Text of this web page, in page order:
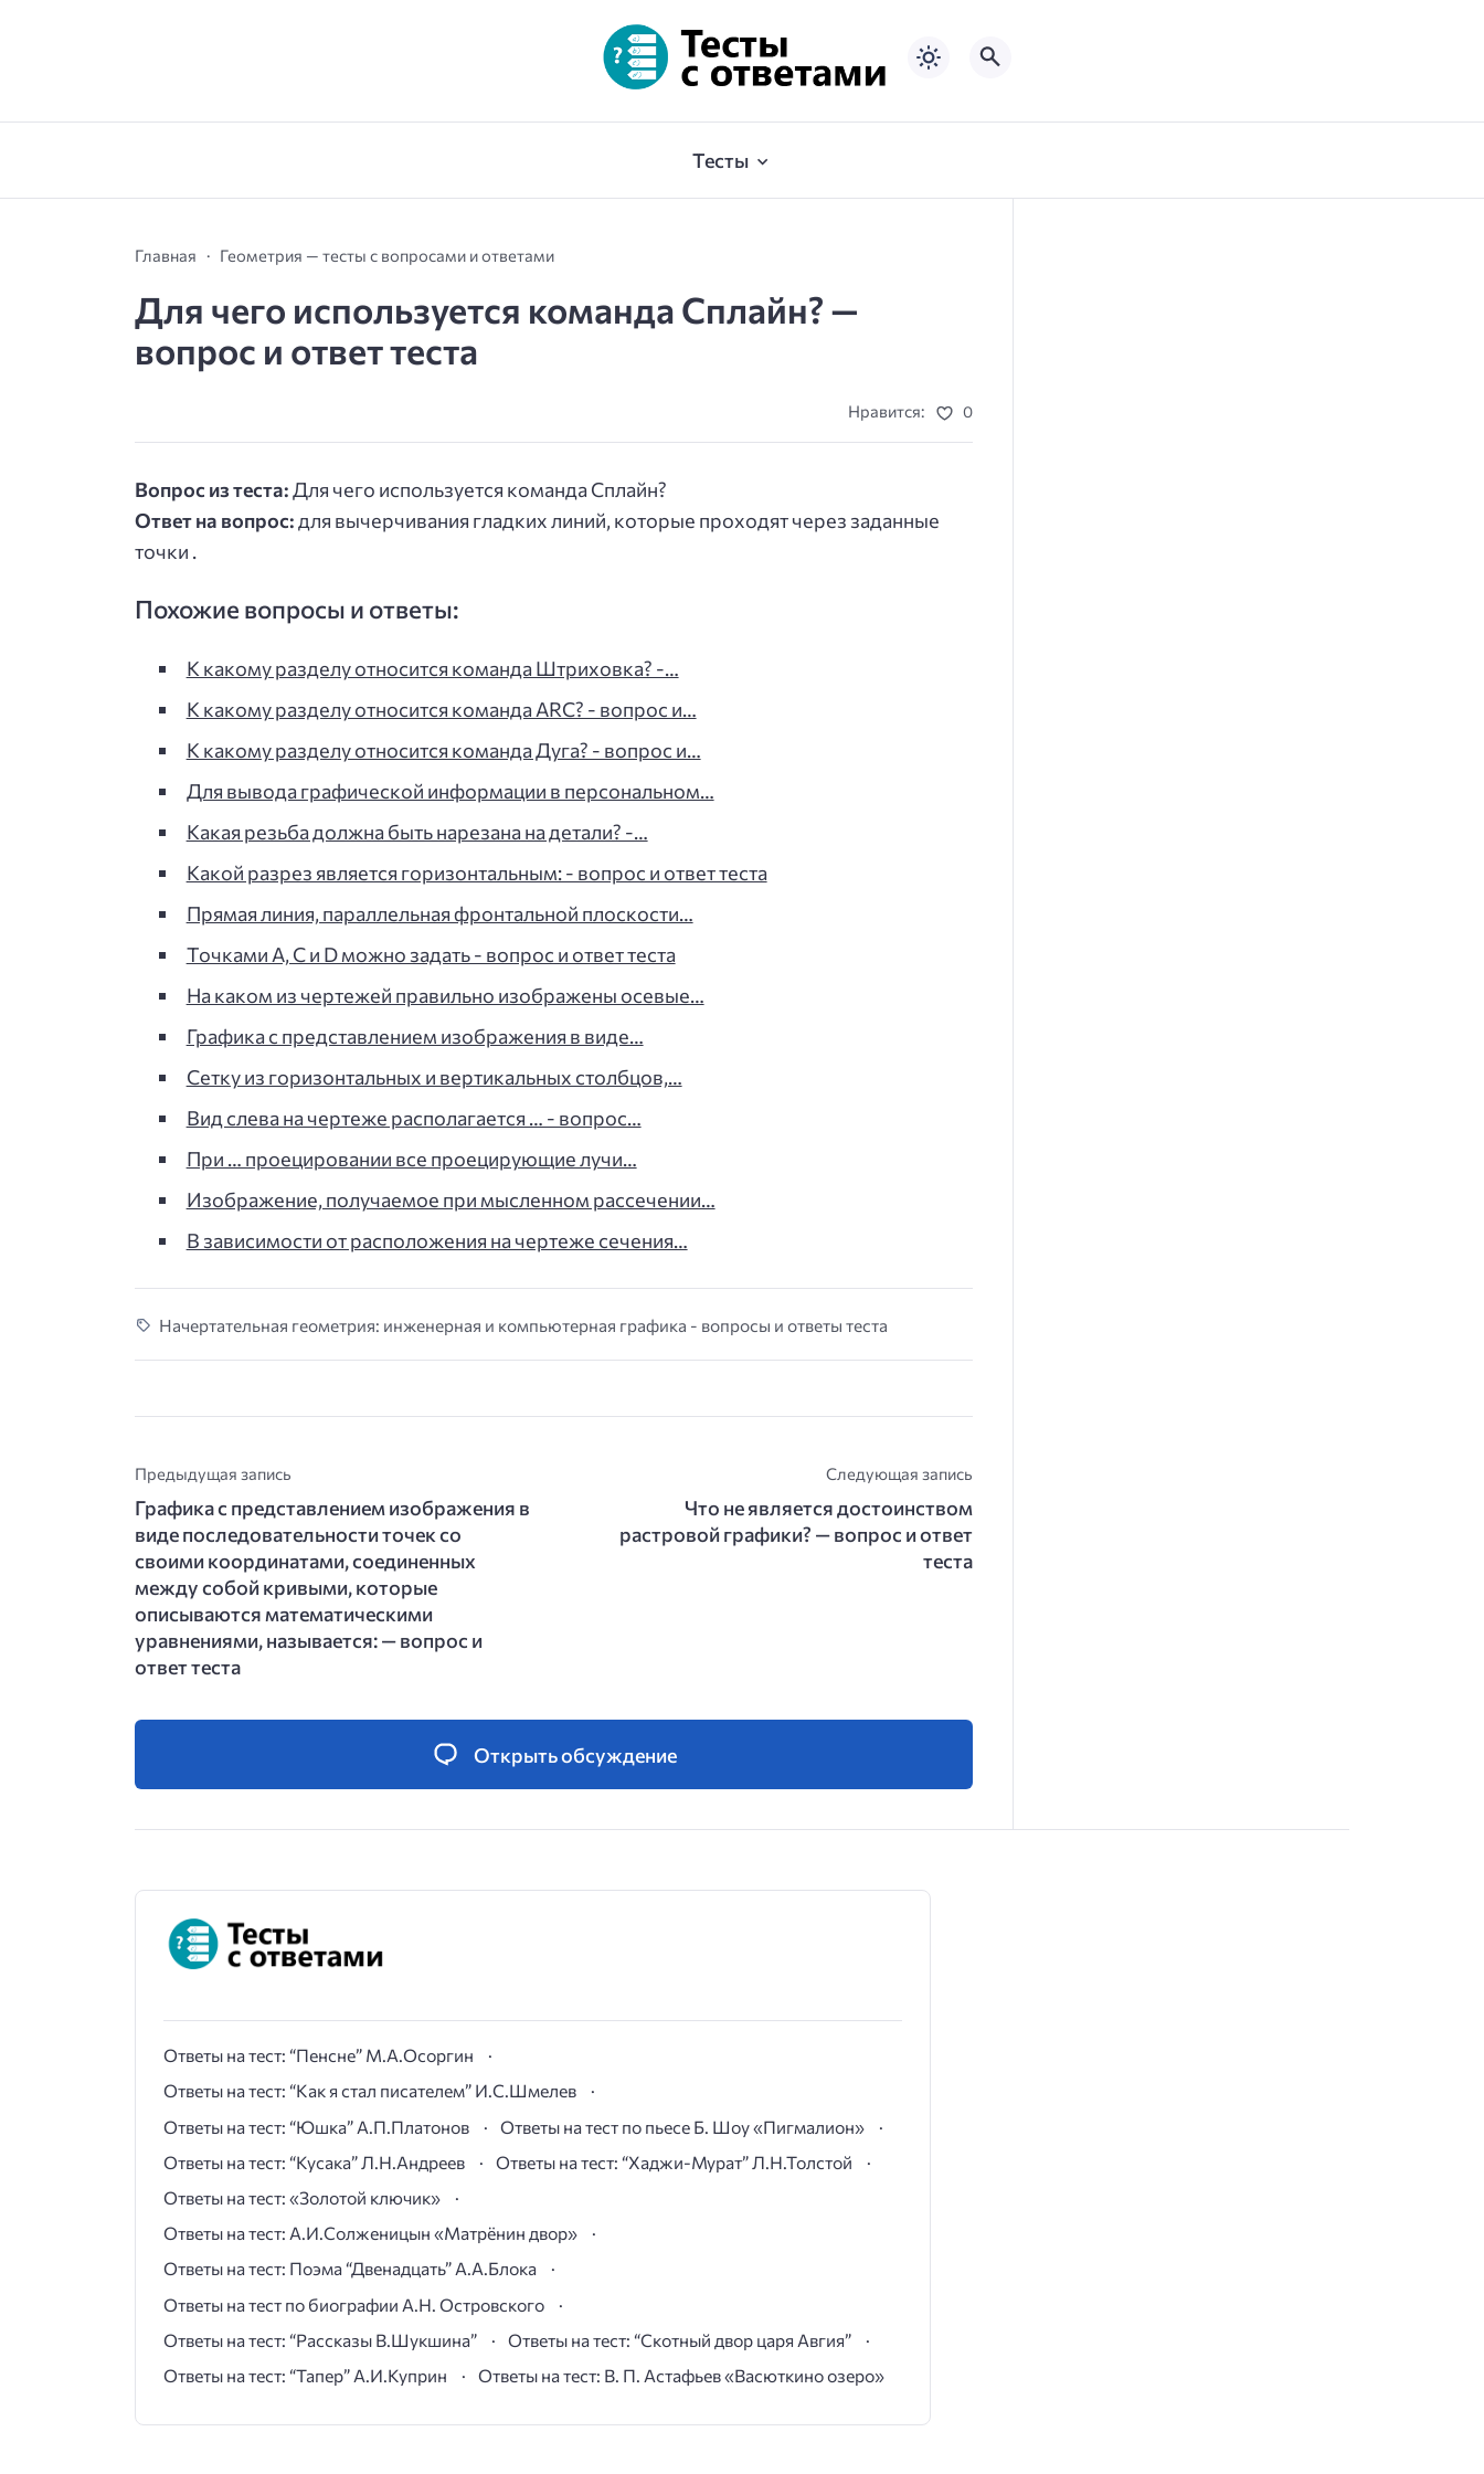
Тесты
Главная Геометрия — тесты с вопросами и ответами
Для чего используется команда Сплайн? —
вопрос и ответ теста
Нравится: 0
Вопрос из теста:Для чего используется команда Сплайн?
Ответ на вопрос:для вычерчивания гладких линий, которые проходят через заданные
точки .
Похожие вопросы и ответы:
К какому разделу относится команда Штриховка? -…
К какому разделу относится команда ARC? - вопрос и…
К какому разделу относится команда Дуга? - вопрос и…
Для вывода графической информации в персональном…
Какая резьба должна быть нарезана на детали? -…
Какой разрез является горизонтальным: - вопрос и ответ теста
Прямая линия, параллельная фронтальной плоскости…
Точками А, С и D можно задать - вопрос и ответ теста
На каком из чертежей правильно изображены осевые…
Графика с представлением изображения в виде…
Сетку из горизонтальных и вертикальных столбцов,…
Вид слева на чертеже располагается … - вопрос…
При … проецировании все проецирующие лучи…
Изображение, получаемое при мысленном рассечении…
В зависимости от расположения на чертеже сечения…
Начертательная геометрия: инженерная и компьютерная графика - вопросы и ответы теста
Предыдущая запись
Графика с представлением изображения в
виде последовательности точек со
своими координатами, соединенных
между собой кривыми, которые
описываются математическими
уравнениями, называется: — вопрос и
ответ теста
Следующая запись
Что не является достоинством
растровой графики? — вопрос и ответ
теста
Открыть обсуждение
Ответы на тест: “Пенсне” М.А.Осоргин
Ответы на тест: “Как я стал писателем” И.С.Шмелев
Ответы на тест: “Юшка” А.П.Платонов
Ответы на тест по пьесе Б. Шоу «Пигмалион»
Ответы на тест: “Кусака” Л.Н.Андреев
Ответы на тест: “Хаджи-Мурат” Л.Н.Толстой
Ответы на тест: «Золотой ключик»
Ответы на тест: А.И.Солженицын «Матрёнин двор»
Ответы на тест: Поэма “Двенадцать” А.А.Блока
Ответы на тест по биографии А.Н. Островского
Ответы на тест: “Рассказы В.Шукшина”
Ответы на тест: “Скотный двор царя Авгия”
Ответы на тест: “Тапер” А.И.Куприн
Ответы на тест: В. П. Астафьев «Васюткино озеро»